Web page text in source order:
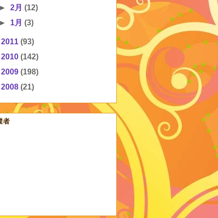
2月(12)
1月(3)
2011 (93)
2010 (142)
2009 (198)
2008 (21)
者